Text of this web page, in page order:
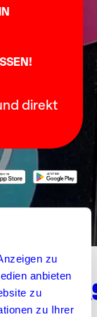
zu
anbieten
zu
zu Ihrer
direkt